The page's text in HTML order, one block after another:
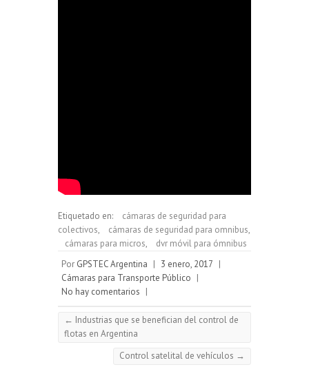
Etiquetado en:
cámaras de seguridad para
colectivos, cámaras de seguridad para omnibus,
cámaras para micros,
dvr móvil para ómnibus
Por GPSTEC Argentina | 3 enero, 2017 |
Cámaras para Transporte Público |
No hay comentarios |
← Industrias que se benefician del control de
flotas en Argentina
Control satelital de vehículos →